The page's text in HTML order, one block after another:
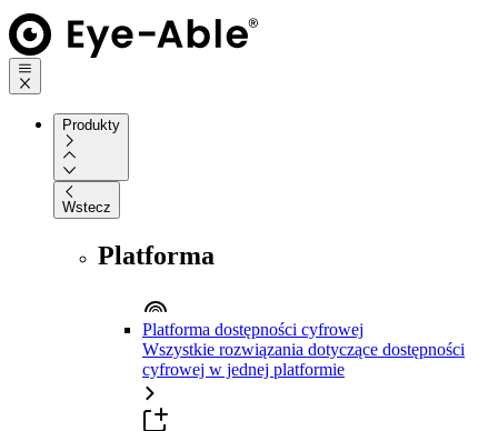
Produkty
Wstecz
Platforma
Platforma dostępności cyfrowej
Wszystkie rozwiązania dotyczące dostępności
cyfrowej w jednej platformie